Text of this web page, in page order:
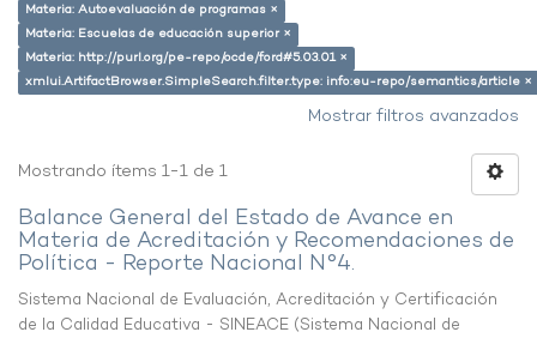
Materia: Autoevaluación de programas ×
Materia: Escuelas de educación superior ×
Materia: http://purl.org/pe-repo/ocde/ford#5.03.01 ×
xmlui.ArtifactBrowser.SimpleSearch.filter.type: info:eu-repo/semantics/article ×
Mostrar filtros avanzados
Mostrando ítems 1-1 de 1
Balance General del Estado de Avance en
Materia de Acreditación y Recomendaciones de
Política - Reporte Nacional N°4.
Sistema Nacional de Evaluación, Acreditación y Certificación
de la Calidad Educativa - SINEACE (Sistema Nacional de